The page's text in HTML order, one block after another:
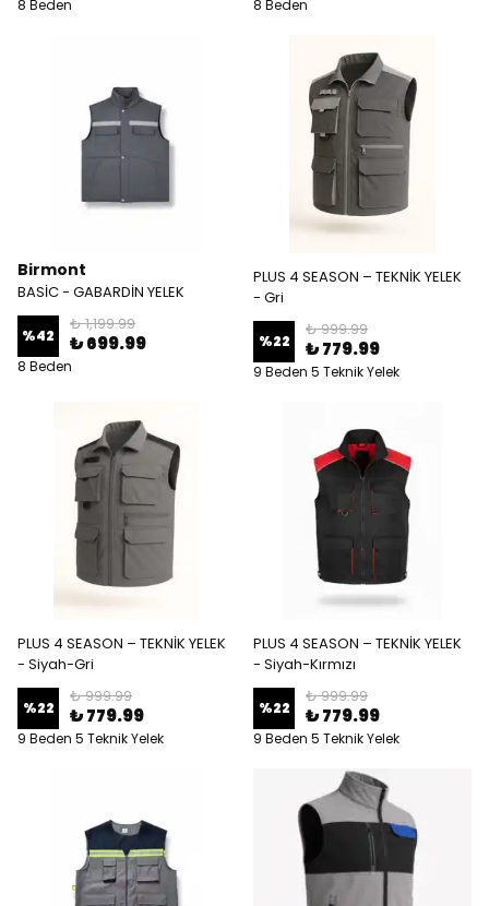
8 Beden 8 Beden
Birmont
BASİC - GABARDİN YELEK
%42
₺ 1,199.99
₺ 699.99
8 Beden
PLUS 4 SEASON – TEKNİK YELEK
- Gri
%22
₺ 999.99
₺ 779.99
9 Beden 5 Teknik Yelek
PLUS 4 SEASON – TEKNİK YELEK
- Siyah-Gri
%22
₺ 999.99
₺ 779.99
9 Beden 5 Teknik Yelek
PLUS 4 SEASON – TEKNİK YELEK
- Siyah-Kırmızı
%22
₺ 999.99
₺ 779.99
9 Beden 5 Teknik Yelek